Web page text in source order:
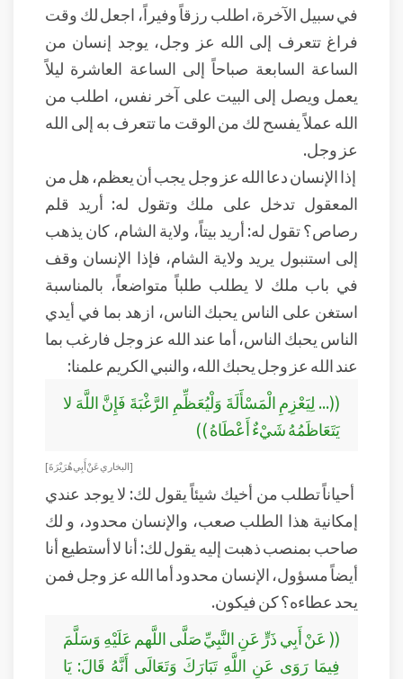
في سبيل الآخرة، اطلب رزقاً وفيراً، اجعل لك وقت
فراغ تتعرف إلى الله عز وجل، يوجد إنسان من
الساعة السابعة صباحاً إلى الساعة العاشرة ليلاً
يعمل ويصل إلى البيت على آخر نفس، اطلب من
الله عملاً يفسح لك من الوقت ما تتعرف به إلى الله
عز وجل.
إذا الإنسان دعا الله عز وجل يجب أن يعظم، هل من
المعقول تدخل على ملك وتقول له: أريد قلم
رصاص؟ تقول له: أريد بيتاً، ولاية الشام، كان يذهب
إلى استنبول يريد ولاية الشام، فإذا الإنسان وقف
في باب ملك لا يطلب طلباً متواضعاً، بالمناسبة
استغن على الناس يحبك الناس، ازهد بما في أيدي
الناس يحبك الناس، أما عند الله عز وجل فارغب بما
عند الله عز وجل يحبك الله، والنبي الكريم علمنا:
((... لِيَعْزِمِ الْمَسْأَلَةَ وَلْيُعَظِّمِ الرَّغْبَةَ فَإِنَّ اللَّهَ لا
يَتَعَاظَمُهُ شَيْءٌ أَعْطَاهُ ))
[البخاري عَنْ أَبِي هُرَيْرَةَ]
أحياناً تطلب من أخيك شيئاً يقول لك: لا يوجد عندي
إمكانية هذا الطلب صعب، والإنسان محدود، و لك
صاحب بمنصب ذهبت إليه يقول لك: أنا لا أستطيع أنا
أيضاً مسؤول، الإنسان محدود أما الله عز وجل فمن
يحد عطاءه؟ كن فيكون.
(( عَنْ أَبِي ذَرٍّ عَنِ النَّبِيِّ صَلَّى اللَّهم عَلَيْهِ وَسَلَّمَ
فِيمَا رَوَى عَنِ اللَّهِ تَبَارَكَ وَتَعَالَى أَنَّهُ قَالَ: يَا